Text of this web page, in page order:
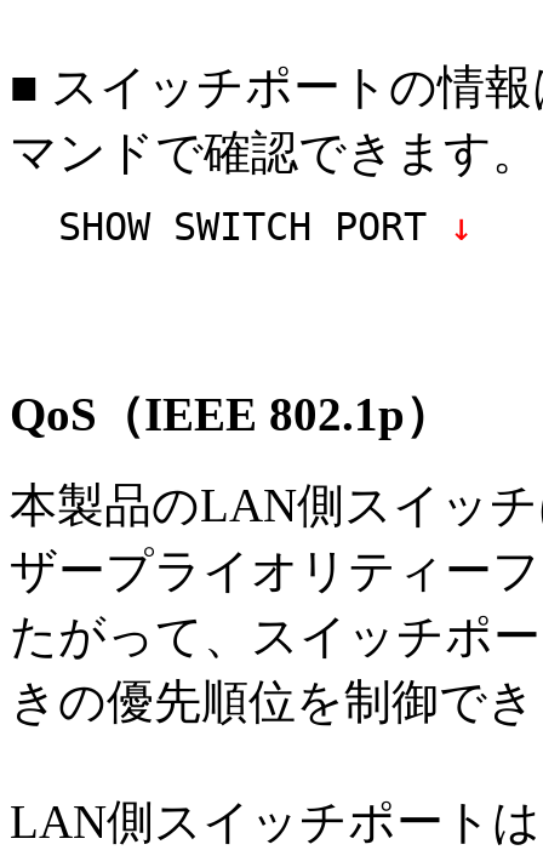
■ スイッチポートの情
マンドで確認できます。
SHOW SWITCH PORT ↓
QoS（IEEE 802.1p）
本製品のLAN側スイッ
ザープライオリティー
たがって、スイッチポ
きの優先順位を制御で
LAN側スイッチポート